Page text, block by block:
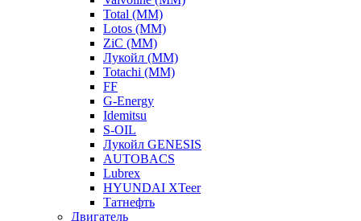
Total (ММ)
Lotos (ММ)
ZiC (ММ)
Лукойл (ММ)
Totachi (MM)
FF
G-Energy
Idemitsu
S-OIL
Лукойл GENESIS
AUTOBACS
Lubrex
HYUNDAI XTeer
Татнефть
Двигатель